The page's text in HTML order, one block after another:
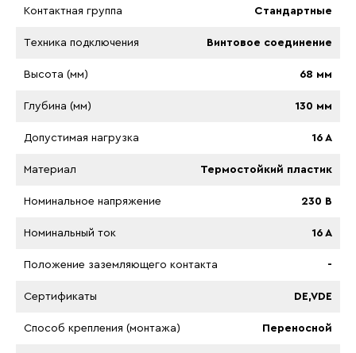
Контактная группа Стандартные
Tехника подключения Винтовое соединение
Высота (мм) 68 мм
Глубина (мм) 130 мм
Допустимая нагрузка 16 A
Материал Термостойкий пластик
Номинальное напряжение 230 B
Номинальный ток 16 A
Положение заземляющего контакта -
Сертификаты DE,VDE
Способ крепления (монтажа) Переносной